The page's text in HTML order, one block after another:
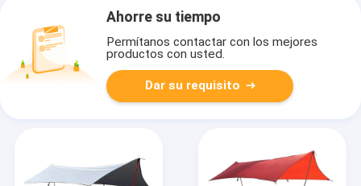
Ahorre su tiempo
Permítanos contactar con los mejores
productos con usted.
Dar su requisito